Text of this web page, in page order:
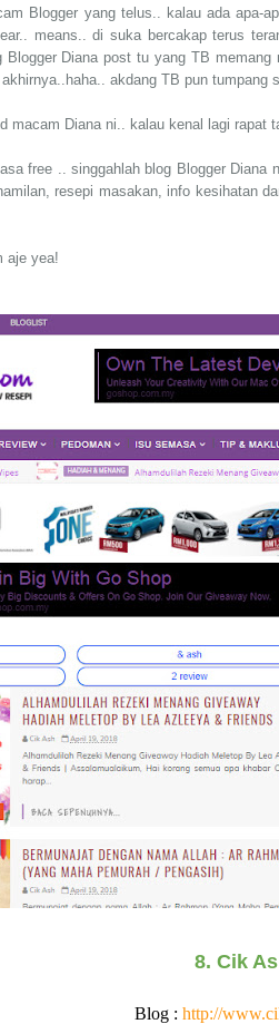
Blogger yang telus.. kalau ada apa-
means.. di suka bercakap terus
Blogger Diana post tu yang TB
akdang TB pun tumpang
macam Diana ni.. kalau kenal lagi
free .. singgahlah blog Blogger
resepi masakan, info kesihatan
aje yea!
8. Cik
Blog : http://